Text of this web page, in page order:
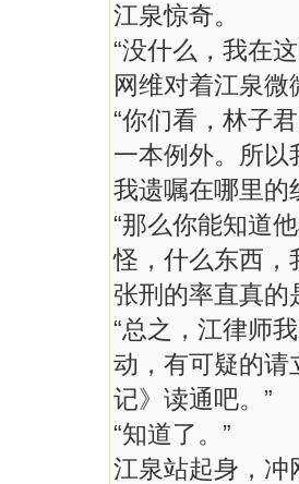
江泉惊奇。
“没什么，我在
网维对着江泉微
“你们看，林子
一本例外。所
我遗嘱在哪里的
“那么你能知道
怪，什么东西，
张刑的率直真的
“总之，江律师
动，有可疑的请
记》读通吧。”
“知道了。”
江泉站起身，冲